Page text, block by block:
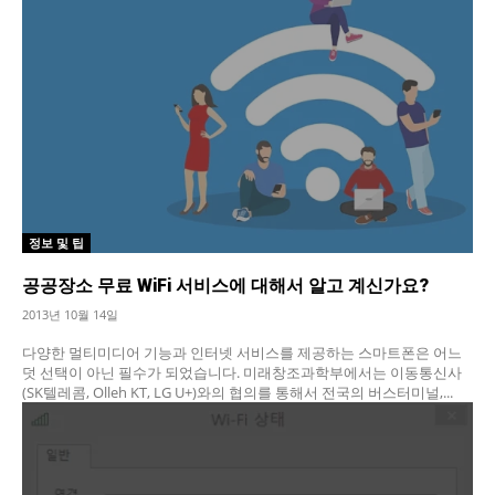
정보 및 팁
공공장소 무료 WiFi 서비스에 대해서 알고 계신가요?
2013년 10월 14일
다양한 멀티미디어 기능과 인터넷 서비스를 제공하는 스마트폰은 어느
덧 선택이 아닌 필수가 되었습니다. 미래창조과학부에서는 이동통신사
(SK텔레콤, Olleh KT, LG U+)와의 협의를 통해서 전국의 버스터미널,...